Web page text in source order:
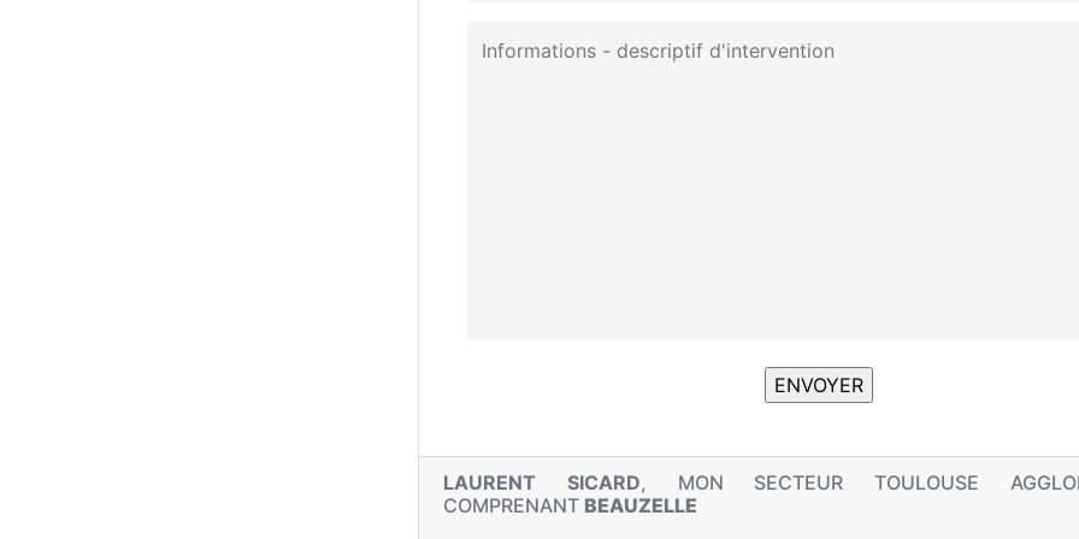
LAURENT SICARD, MON SECTEUR TOULOUSE
COMPRENANT BEAUZELLE